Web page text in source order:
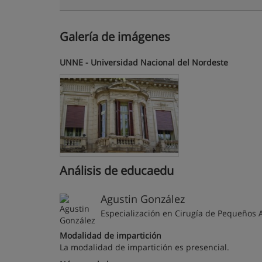
Galería de imágenes
UNNE - Universidad Nacional del Nordeste
Análisis de educaedu
Agustin González
Especialización en Cirugía de Pequeños
Modalidad de impartición
La modalidad de impartición es presencial.